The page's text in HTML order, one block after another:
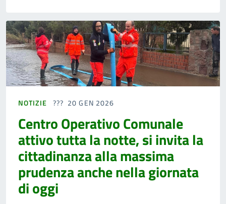
NOTIZIE 20 GEN 2026
Centro Operativo Comunale
attivo tutta la notte, si invita la
cittadinanza alla massima
prudenza anche nella giornata
di oggi